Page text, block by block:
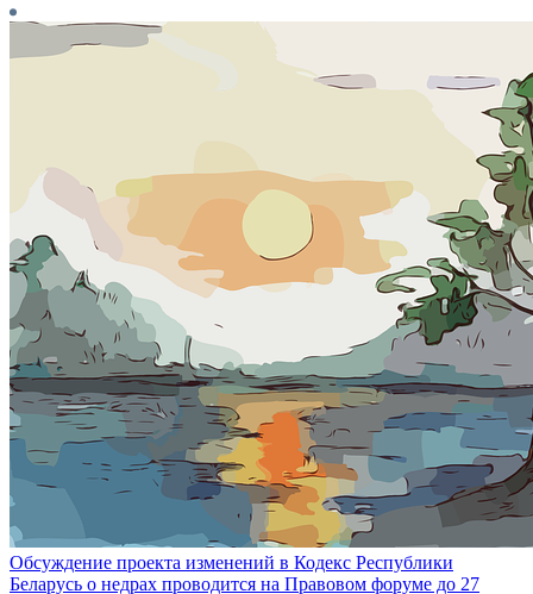
Обсуждение проекта изменений в Кодекс Республики
Беларусь о недрах проводится на Правовом форуме до 27